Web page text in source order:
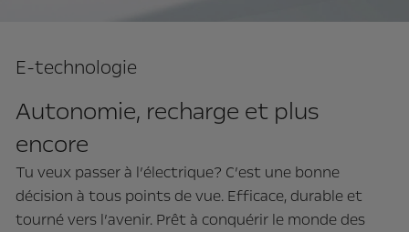
E-technologie
Autonomie, recharge et plus
encore
Tu veux passer à l’électrique? C’est une bonne
décision à tous points de vue. Efficace, durable et
tourné vers l’avenir. Prêt à conquérir le monde des